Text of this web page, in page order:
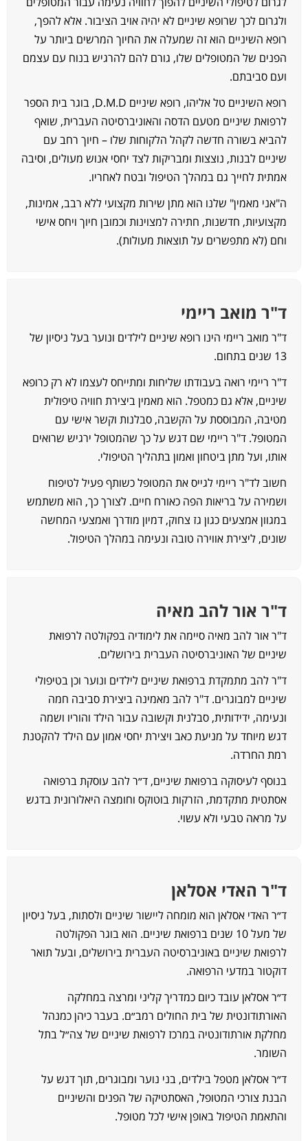
ולגרום לכך שרופא שיניים לא יהיה אויב הציבור. אלא להפך,
רופא השיניים הוא זה שמעלה את החיוך המרשים ביותר על
הפנים של המטופלים שלו, גורם להם להרגיש בנוח עם עצמם
ועם סביבתם.
רופא השיניים טל אליהו, רופא שיניים D.M.D, בוגר בית הספר
לרפואת שיניים מטעם הדסה והאוניברסיטה העברית, שואף
להביא בשורה חדשה לקהל הלקוחות שלו – חיוך רחב עם
שיניים לבנות, נוצצות ומבריקות לצד יחסי אנוש מעולים, וסיבה
אמתית לחייך גם במהלך הטיפול ובטח לאחריו.
ה"אני מאמין" שלנו הוא מתן שירות מקצועי ללא רבב, אמינות,
מקצועיות, חדשנות, חתירה למצוינות וכמובן חיוך ויחס אישי
וחם (לא מתפשרים על תוצאות מעולות).
ד"ר מואב ריימי
ד"ר מואב ריימי הינו רופא שיניים לילדים ונוער בעל ניסיון של
ד"ר ריימי רואה בעבודתו שליחות ומתייחס לעצמו לא רק כרופא
שיניים, אלא גם כמטפל. הוא מאמין ביצירת חוויה טיפולית
מטיבה, המבוססת על הקשבה, סבלנות וקשר אישי עם
המטופל. ד"ר ריימי שם דגש על כך שהמטופל ירגיש שרואים
אותו, ועל מתן ביטחון ואמון בתהליך הטיפולי.
חשוב לד"ר ריימי לגייס את המטופל כשותף פעיל לטיפוח
ושמירה על בריאות הפה כאורח חיים. לצורך כך, הוא משתמש
במגוון אמצעים כגון גז צחוק, דמיון מודרך ואמצעי המחשה
שונים, ליצירת אווירה טובה ונעימה במהלך הטיפול.
ד"ר אור להב מאיה
ד"ר אור להב מאיה סיימה את לימודיה בפקולטה לרפואת
שיניים של האוניברסיטה העברית בירושלים.
ד"ר להב מתמקדת ברפואת שיניים לילדים ונוער וכן בטיפולי
שיניים למבוגרים. ד"ר להב מאמינה ביצירת סביבה חמה
ונעימה, ידידותית, סבלנית וקשובה עבור הילד והוריו ושמה
דגש מיוחד על מניעת כאב ויצירת יחסי אמון עם הילד להקטנת
רמת החרדה.
בנוסף לעיסוקה ברפואת שיניים, ד״ר להב עוסקת ברפואה
אסתטית מתקדמת, הזרקות בוטוקס וחומצה היאלורונית בדגש
על מראה טבעי ולא עשוי.
ד"ר האדי אסלאן
ד״ר האדי אסלאן הוא מומחה ליישור שיניים ולסתות, בעל ניסיון
של מעל 10 שנים ברפואת שיניים. הוא בוגר הפקולטה
לרפואת שיניים באוניברסיטה העברית בירושלים, ובעל תואר
דוקטור במדעי הרפואה.
ד״ר אסלאן עובד כיום כמדריך קליני ומרצה במחלקה
האורתודונטית של בית החולים רמב״ם. בעבר כיהן כמנהל
מחלקת אורתודונטיה במרכז לרפואת שיניים של צה״ל בתל
השומר.
ד״ר אסלאן מטפל בילדים, בני נוער ומבוגרים, תוך דגש על
הבנת צורכי המטופל, האסתטיקה של הפנים והשיניים
והתאמת הטיפול באופן אישי לכל מטופל.